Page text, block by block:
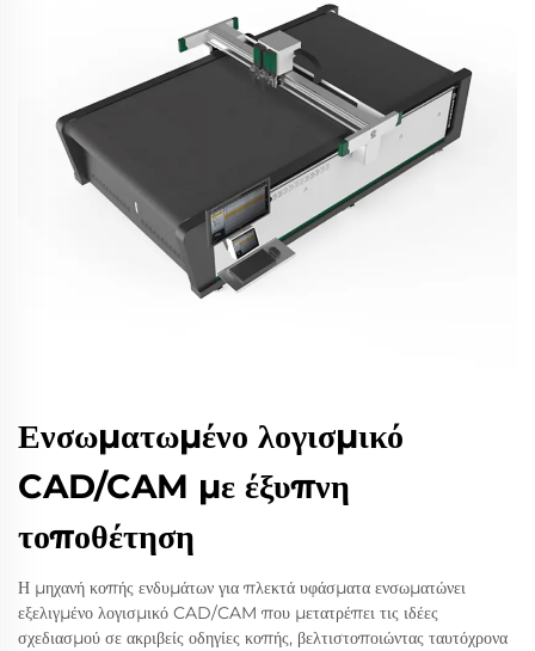
Ενσωματωμένο λογισμικό
CAD/CAM με έξυπνη
τοποθέτηση
Η μηχανή κοπής ενδυμάτων για πλεκτά υφάσματα ενσωματώνει
εξελιγμένο λογισμικό CAD/CAM που μετατρέπει τις ιδέες
σχεδιασμού σε ακριβείς οδηγίες κοπής, βελτιστοποιώντας ταυτόχρονα